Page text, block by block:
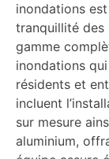
inondations
tranquillité des
gamme
inondations
résidents et
incluent
sur mesure
aluminium,